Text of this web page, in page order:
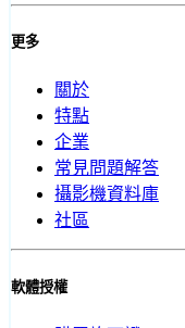
更多
關於
特點
企業
常見問題解答
攝影機資料庫
社區
軟體授權